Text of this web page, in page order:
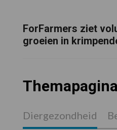
ForFarmers ziet
groeien in
Diergezondheid